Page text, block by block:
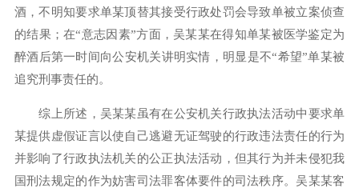
酒，不明知要求单某顶替其接受行政处罚会导致单被立案侦查
的结果；在“意志因素”方面，吴某某在得知单某被医学鉴定为
醉酒后第一时间向公安机关讲明实情，明显是不“希望”单某被
追究刑事责任的。
综上所述，吴某某虽有在公安机关行政执法活动中要求单
某提供虚假证言以使自己逃避无证驾驶的行政违法责任的行为
并影响了行政执法机关的公正执法活动，但其行为并未侵犯我
国刑法规定的作为妨害司法罪客体要件的司法秩序。吴某某客